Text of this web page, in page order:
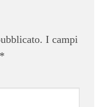
I campi
*